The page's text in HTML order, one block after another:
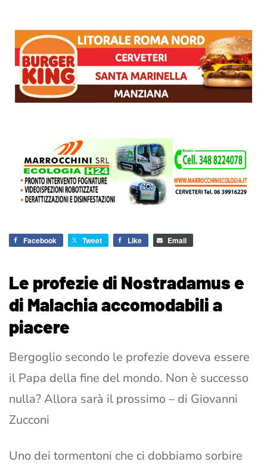
Facebook Tweet Like Email
Le profezie di Nostradamus e
di Malachia accomodabili a
piacere
Bergoglio secondo le profezie doveva essere
il Papa della fine del mondo. Non è successo
nulla? Allora sarà il prossimo – di Giovanni
Zucconi
Uno dei tormentoni che ci dobbiamo sorbire